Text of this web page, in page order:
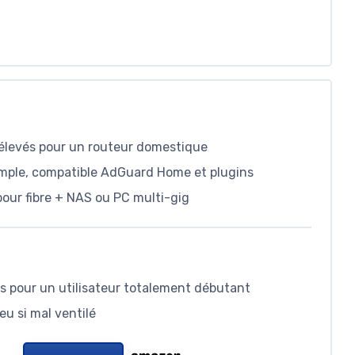
pour un routeur domestique
compatible AdGuard Home et plugins
fibre + NAS ou PC multi-gig
pour un utilisateur totalement débutant
si mal ventilé